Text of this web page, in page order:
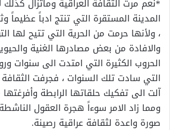
*نعم مرت الثقافة العراقية وماتزال
المدينة المستقرة التي تنتج ادباً عظيماً
، ولأنها حرمت من الحرية التي تتيح لها
والافادة من بعض مصادرها الغنية
الحروب الكثيرة التي امتدت الى سنوات
التي سادت تلك السنوات ، فجرفت الثقافة
آلت الى تفكيك حلقاتها الرابطة
ومما زاد الامر سوءاً هجرة العقول
صورة واعدة لثقافة عراقية رصينة.